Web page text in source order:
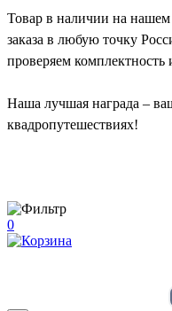
Товар в наличии на нашем
заказа в любую точку
проверяем комплектность
Наша лучшая награда –
квадропутешествиях!
0